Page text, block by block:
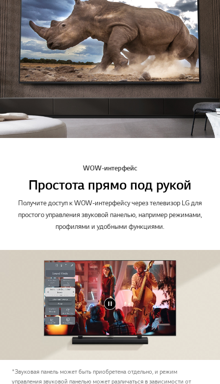
WOW-интерфейс
Простота прямо под рукой
Получите доступ к WOW-интерфейсу через телевизор LG для
простого управления звуковой панелью, например режимами,
профилями и удобными функциями.
*Звуковая панель может быть приобретена отдельно, и режим
управления звуковой панелью может различаться в зависимости от